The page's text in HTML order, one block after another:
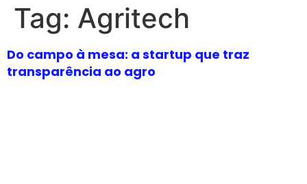
Tag: Agritech
Do campo à mesa: a startup que traz
transparência ao agro